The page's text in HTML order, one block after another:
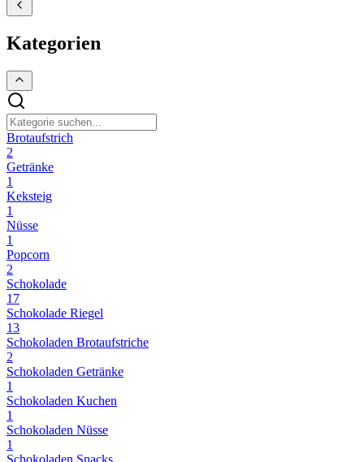
Kategorien
Brotaufstrich
2
Getränke
1
Keksteig
1
Nüsse
1
Popcorn
2
Schokolade
17
Schokolade Riegel
13
Schokoladen Brotaufstriche
2
Schokoladen Getränke
1
Schokoladen Kuchen
1
Schokoladen Nüsse
1
Schokoladen Snacks